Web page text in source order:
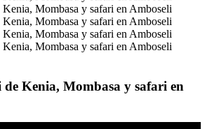
Kenia, Mombasa y safari en